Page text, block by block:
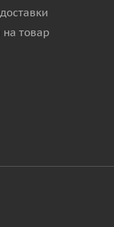
на товар